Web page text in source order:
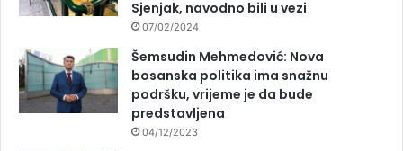
Sjenjak, navodno bili u vezi
07/02/2024
Šemsudin Mehmedović: Nova
bosanska politika ima snažnu
podršku, vrijeme je da bude
predstavljena
04/12/2023